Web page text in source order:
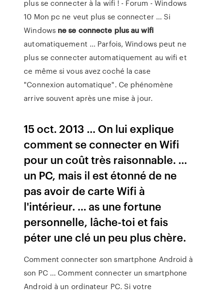
plus se connecter à la wifi ! - Forum - Windows
10 Mon pc ne veut plus se connecter ... Si
Windows ne se connecte plusau wifi
automatiquement ... Parfois, Windows peut ne
plus se connecter automatiquement au wifi et
ce même si vous avez coché la case
"Connexion automatique". Ce phénomène
arrive souvent après une mise à jour.
15 oct. 2013 ... On lui explique
comment se connecter en Wifi
pour un coût très raisonnable. ...
un PC, mais il est étonné de ne
pas avoir de carte Wifi à
l'intérieur. ... as une fortune
personnelle, lâche-toi et fais
péter une clé un peu plus chère.
Comment connecter son smartphone Android à
son PC ... Comment connecter un smartphone
Android à un ordinateur PC. Si votre